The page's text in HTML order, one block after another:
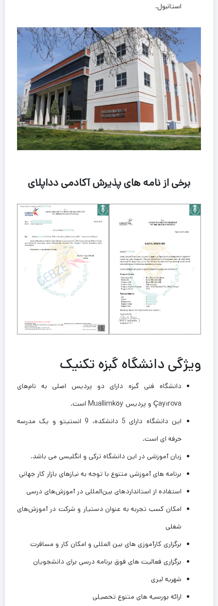
استانبول.
برخی از نامه های پذیرش آکادمی دداپلای
ویژگی دانشگاه گبزه تکنیک
دانشگاه فنی گبزه دارای دو پردیس اصلی به نام‌های
Çayırova و پردیس Muallimköy است.
این دانشگاه دارای 5 دانشکده، 9 انستیتو و یک مدرسه
حرفه ای است.
زبان آموزشی در این دانشگاه ترکی و انگلیسی می باشد.
برنامه های آموزشی متنوع با توجه به نیازهای بازار کار جهانی
استفاده از استانداردهای بین‌المللی در آموزش‌های درسی
امکان کسب تجربه به عنوان دستیار و شرکت در آموزش‌های
شغلی
برگزاری کارآموزی های بین المللی و امکان کار و مسافرت
برگزاری فعالیت های فوق برنامه درسی برای دانشجویان
شهریه لیری
ارائه بورسیه های متنوع تحصیلی